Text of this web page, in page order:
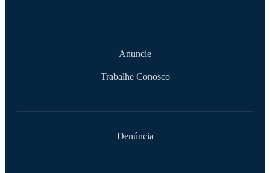
Anuncie
Trabalhe Conosco
Denúncia